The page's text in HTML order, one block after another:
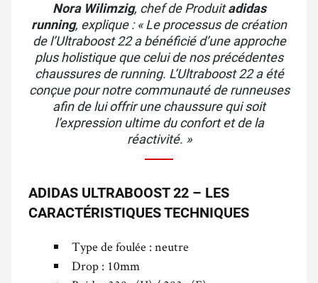
Nora Wilimzig, chef de Produitadidas
running, explique : «Le processus de création
de l’Ultraboost 22 a bénéficié d’une approche
plus holistique que celui de nos précédentes
chaussures de running. L’Ultraboost 22 a été
conçue pour notre communauté de runneuses
afin de lui offrir une chaussure qui soit
l’expression ultime du confort et de la
réactivité. »
ADIDAS ULTRABOOST 22 – LES
CARACTÉRISTIQUES TECHNIQUES
Type de foulée : neutre
Drop : 10mm